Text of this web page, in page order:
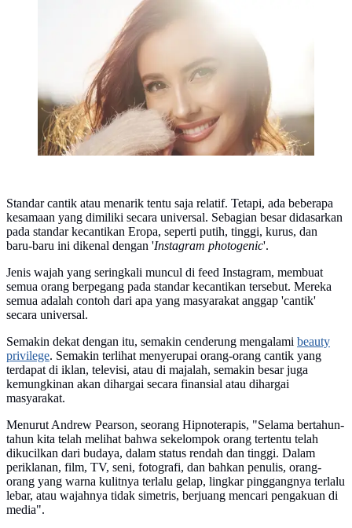
ilustrasi perempuan tersenyum/Photo by Ana
Francisconi from Pexels
Standar cantik atau menarik tentu saja relatif. Tetapi, ada beberapa
kesamaan yang dimiliki secara universal. Sebagian besar didasarkan
pada standar kecantikan Eropa, seperti putih, tinggi, kurus, dan
baru-baru ini dikenal dengan 'Instagram photogenic'.
Jenis wajah yang seringkali muncul di feed Instagram, membuat
semua orang berpegang pada standar kecantikan tersebut. Mereka
semua adalah contoh dari apa yang masyarakat anggap 'cantik'
secara universal.
Semakin dekat dengan itu, semakin cenderung mengalami beauty
privilege. Semakin terlihat menyerupai orang-orang cantik yang
terdapat di iklan, televisi, atau di majalah, semakin besar juga
kemungkinan akan dihargai secara finansial atau dihargai
masyarakat.
Menurut Andrew Pearson, seorang Hipnoterapis, "Selama bertahun-
tahun kita telah melihat bahwa sekelompok orang tertentu telah
dikucilkan dari budaya, dalam status rendah dan tinggi. Dalam
periklanan, film, TV, seni, fotografi, dan bahkan penulis, orang-
orang yang warna kulitnya terlalu gelap, lingkar pinggangnya terlalu
lebar, atau wajahnya tidak simetris, berjuang mencari pengakuan di
media".